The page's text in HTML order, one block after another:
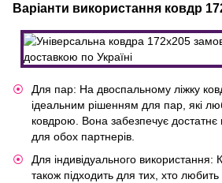
Варіанти використання ковдр
Для пар: На двоспальному ліжку
ідеальним рішенням для пар, які
ковдрою. Вона забезпечує
для обох партнерів.
Для індивідуального використання:
також підходить для тих, хто любить